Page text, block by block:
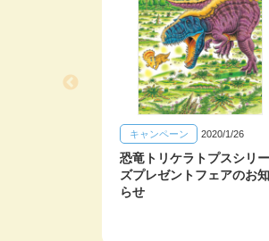
キャンペーン 2020/1/26
恐竜トリケラトプスシリー
ズプレゼントフェアのお知
らせ